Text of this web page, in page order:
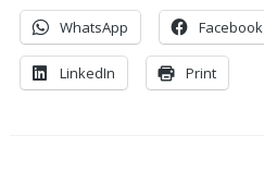
WhatsApp Facebook
LinkedIn Print